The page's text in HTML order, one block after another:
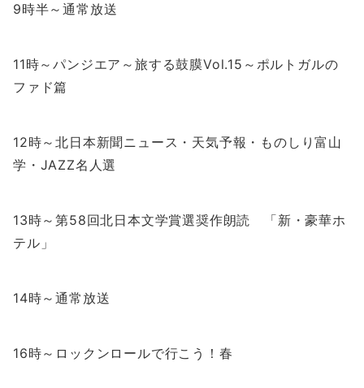
9時半～通常放送
11時～パンジエア～旅する鼓膜Vol.15～ポルトガルの
ファド篇
12時～北日本新聞ニュース・天気予報・ものしり富山
学・JAZZ名人選
13時～第58回北日本文学賞選奨作朗読 「新・豪華ホ
テル」
14時～通常放送
16時～ロックンロールで行こう！春